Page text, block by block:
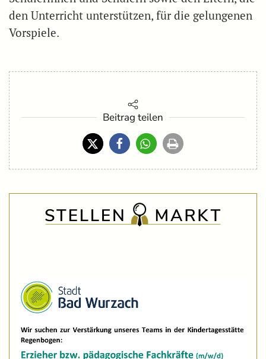
den Unterricht unterstützen, für die gelungenen
Vorspiele.
Beitrag teilen